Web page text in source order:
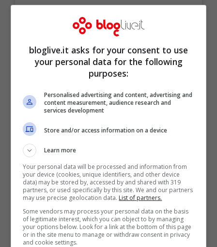
Pᴀsᴏs @antonspin_
Un post condiviso da 𝑩𝒆𝒍𝒆𝒏(@belenrodriguezreal) in data:
bloglive.it asks for your consent to use
your personal data for the following
purposes:
Personalised advertising and content, advertising and
content measurement, audience research and
services development
Store and/or access information on a device
Learn more
Your personal data will be processed and information from
your device (cookies, unique identifiers, and other device
data) may be stored by, accessed by and shared with 319
partners, or used specifically by this site. We and our partners
may use precise geolocation data. List of partners.
Some vendors may process your personal data on the basis
of legitimate interest, which you can object to by managing
your options below. Look for a link at the bottom of this page
or in the site menu to manage or withdraw consent in privacy
and cookie settings.